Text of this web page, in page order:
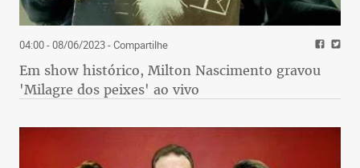
04:00 - 08/06/2023- Compartilhe
Em show histórico, Milton Nascimento gravou
'Milagre dos peixes' ao vivo